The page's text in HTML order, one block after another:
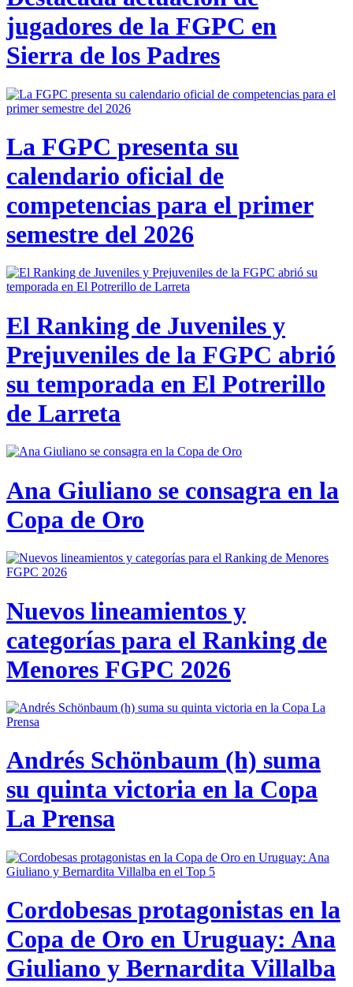
jugadores de la FGPC en
Sierra de los Padres
La FGPC presenta su
calendario oficial de
competencias para el primer
semestre del 2026
El Ranking de Juveniles y
Prejuveniles de la FGPC abrió
su temporada en El Potrerillo
de Larreta
Ana Giuliano se consagra en la
Copa de Oro
Nuevos lineamientos y
categorías para el Ranking de
Menores FGPC 2026
Andrés Schönbaum (h) suma
su quinta victoria en la Copa
La Prensa
Cordobesas protagonistas en la
Copa de Oro en Uruguay: Ana
Giuliano y Bernardita Villalba